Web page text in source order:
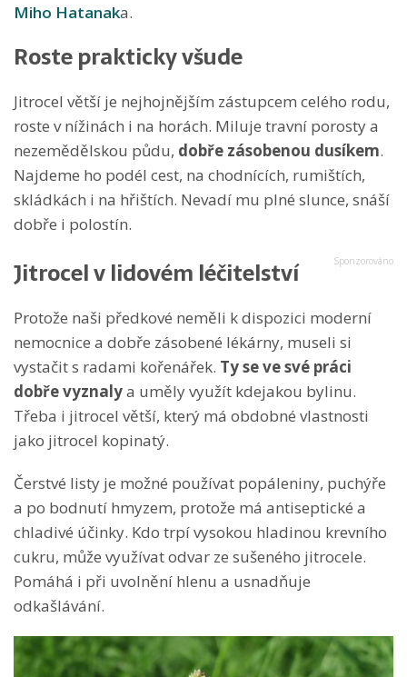
Miho Hatanaka.
Roste prakticky všude
Jitrocel větší je nejhojnějším zástupcem celého rodu,
roste v nížinách i na horách. Miluje travní porosty a
nezemědělskou půdu, dobře zásobenou dusíkem.
Najdeme ho podél cest, na chodnících, rumištích,
skládkách i na hřištích. Nevadí mu plné slunce, snáší
dobře i polostín.
Jitrocel v lidovém léčitelství
Protože naši předkové neměli k dispozici moderní
nemocnice a dobře zásobené lékárny, museli si
vystačit s radami kořenářek. Ty se ve své práci
dobře vyznalya uměly využít kdejakou bylinu.
Třeba i jitrocel větší, který má obdobné vlastnosti
jako jitrocel kopinatý.
Čerstvé listy je možné používat popáleniny, puchýře
a po bodnutí hmyzem, protože má antiseptické a
chladivé účinky. Kdo trpí vysokou hladinou krevního
cukru, může využívat odvar ze sušeného jitrocele.
Pomáhá i při uvolnění hlenu a usnadňuje
odkašlávání.